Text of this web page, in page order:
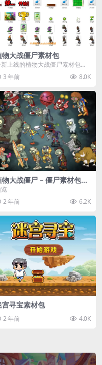
物大战僵尸素材包
上线的植物大战僵尸素材包，
含48个精选资源，涵盖角色、场
音效等多样内容...
3 年前 8.0K
物大战僵尸 – 僵尸素材包
预览】
2 年前
6.2K
宫寻宝素材包
2 年前 4.0K